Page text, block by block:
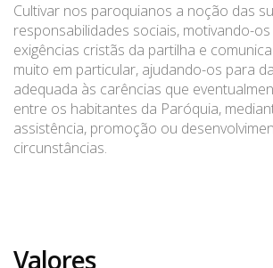
Cultivar nos paroquianos a noção das
responsabilidades sociais, motivando-
exigências cristãs da partilha e
muito em particular, ajudando-os para
adequada às carências que
entre os habitantes da Paróquia,
assistência, promoção ou
circunstâncias.
Valores